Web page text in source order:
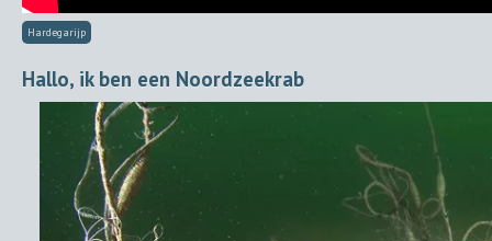
Hardegarijp
Hallo, ik ben een Noordzeekrab